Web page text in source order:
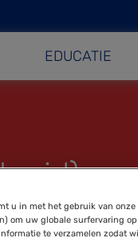
EDUCATIE
u in met het gebruik van onze
om uw globale surfervaring
te verzamelen zodat